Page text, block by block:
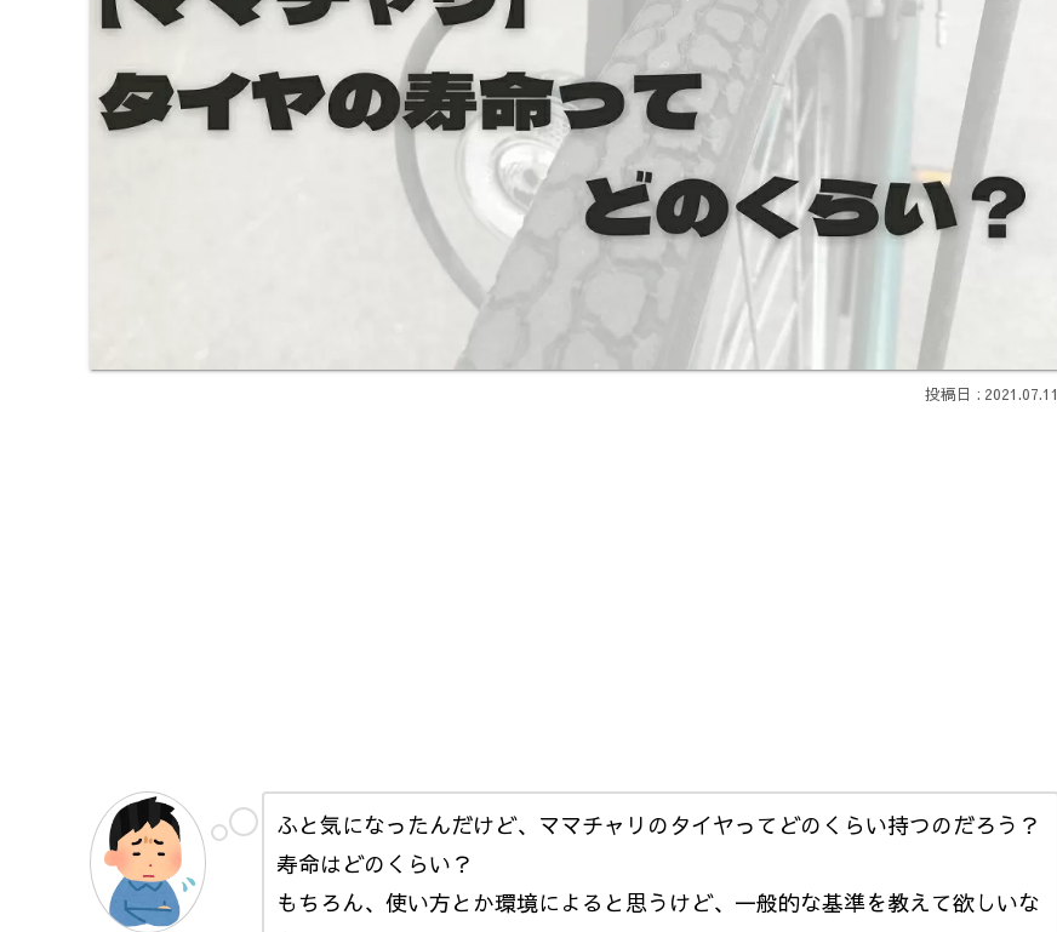
2021.07.11
ふと気になったんだけど、ママチャリのタイヤってどのくらい持つのだろう？
寿命はどのくらい？
もちろん、使い方とか環境によると思うけど、一般的な基準を教えて欲しいな